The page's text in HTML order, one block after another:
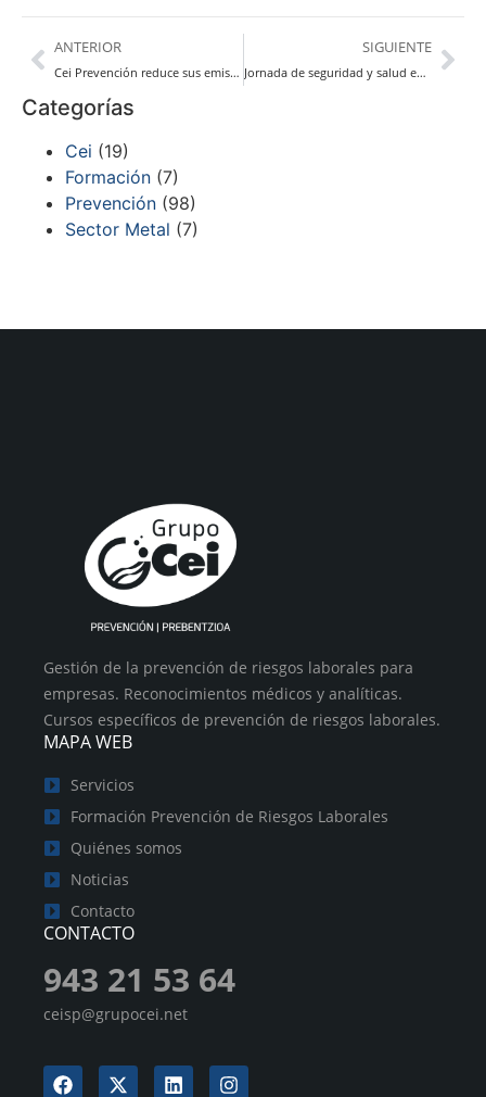
ANTERIOR
Cei Prevención reduce sus emisiones
SIGUIENTE
Jornada de seguridad y salud en el sector sidrero
Categorías
Cei (19)
Formación (7)
Prevención (98)
Sector Metal (7)
Gestión de la prevención de riesgos laborales para
empresas. Reconocimientos médicos y analíticas.
Cursos específicos de prevención de riesgos laborales.
MAPA WEB
Servicios
Formación Prevención de Riesgos Laborales
Quiénes somos
Noticias
Contacto
CONTACTO
943 21 53 64
ceisp@grupocei.net